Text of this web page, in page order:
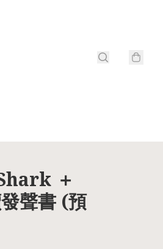
＋
聲書 (預